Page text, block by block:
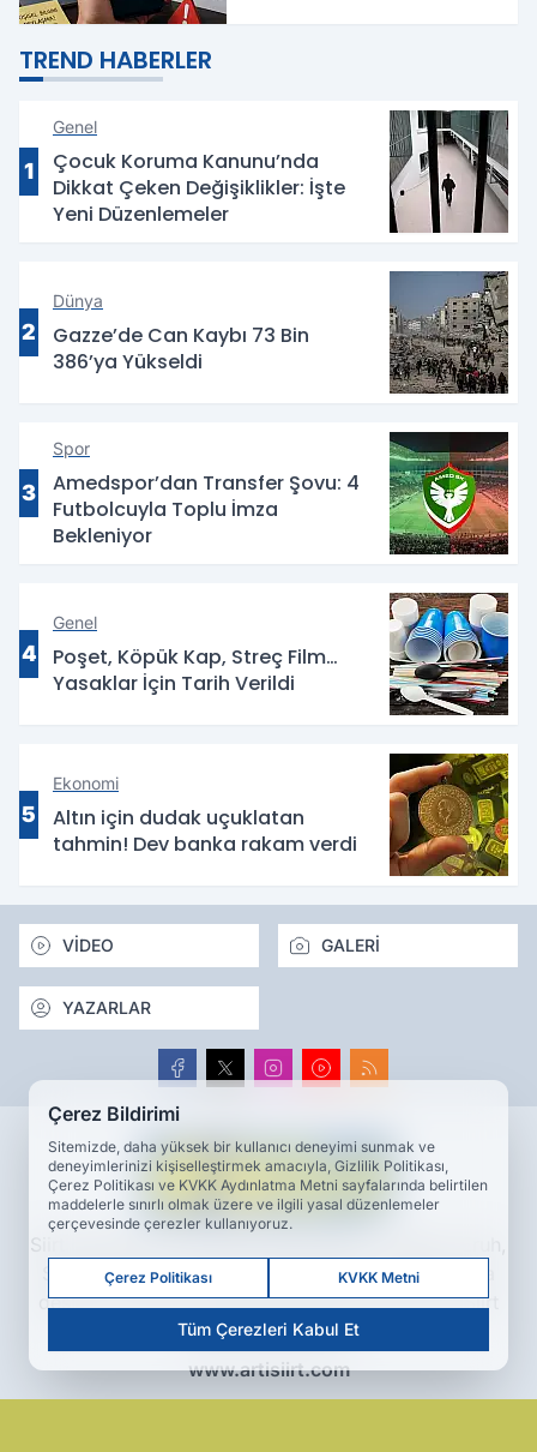
TREND HABERLER
1
Genel
Çocuk Koruma Kanunu’nda
Dikkat Çeken Değişiklikler: İşte
Yeni Düzenlemeler
2
Dünya
Gazze’de Can Kaybı 73 Bin
386’ya Yükseldi
3
Spor
Amedspor’dan Transfer Şovu: 4
Futbolcuyla Toplu İmza
Bekleniyor
4
Genel
Poşet, Köpük Kap, Streç Film…
Yasaklar İçin Tarih Verildi
5
Ekonomi
Altın için dudak uçuklatan
tahmin! Dev banka rakam verdi
VİDEO GALERİ
YAZARLAR
Siirt haberleri, son dakika gelişmeleri, Kurtalan, Eruh,
Şirvan ve Pervari’den güncel haberler; yapay zeka
destekli analizler ve keşif odaklı içeriklerle Artı Siirt
Haber Ajansı’nda.
www.artisiirt.com
Çerez Bildirimi
Sitemizde, daha yüksek bir kullanıcı deneyimi sunmak ve
deneyimlerinizi kişiselleştirmek amacıyla, Gizlilik Politikası,
Çerez Politikası ve KVKK Aydınlatma Metni sayfalarında belirtilen
maddelerle sınırlı olmak üzere ve ilgili yasal düzenlemeler
çerçevesinde çerezler kullanıyoruz.
Çerez Politikası KVKK Metni
Tüm Çerezleri Kabul Et